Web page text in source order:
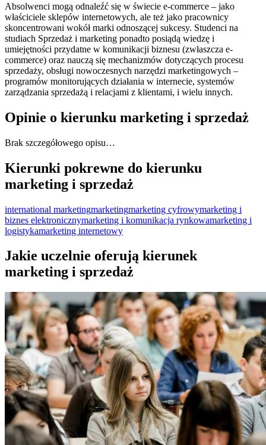
Absolwenci mogą odnaleźć się w świecie e-commerce – jako
właściciele sklepów internetowych, ale też jako pracownicy
skoncentrowani wokół marki odnoszącej sukcesy. Studenci na
studiach Sprzedaż i marketing ponadto posiądą wiedzę i
umiejętności przydatne w komunikacji biznesu (zwłaszcza e-
commerce) oraz nauczą się mechanizmów dotyczących procesu
sprzedaży, obsługi nowoczesnych narzędzi marketingowych –
programów monitorujących działania w internecie, systemów
zarządzania sprzedażą i relacjami z klientami, i wielu innych.
Opinie o kierunku marketing i sprzedaż
Brak szczegółowego opisu…
Kierunki pokrewne do kierunku
marketing i sprzedaż
international marketingmarketingmarketing cyfrowymarketing i
biznes elektronicznymarketing i komunikacja rynkowamarketing i
logistykamarketing internetowy
Jakie uczelnie oferują kierunek
marketing i sprzedaż